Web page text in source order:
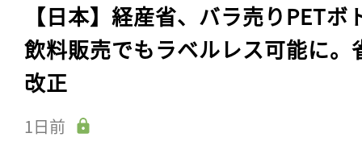
【日本】経産省、バラ売りPETボ
飲料販売でもラベルレス可能に。
改正
1日前